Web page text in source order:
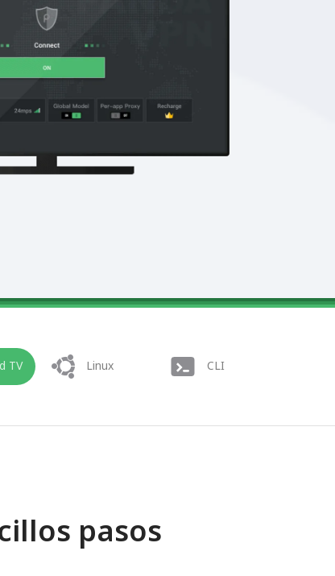
TV Linux CLI
pasos